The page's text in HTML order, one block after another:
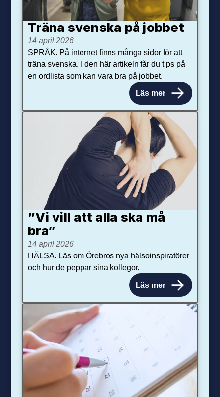
Träna svenska på jobbet
14 april 2026
SPRÅK. På internet finns många sidor för att
träna svenska. I den här artikeln får du tips på
en ordlista som kan vara bra på jobbet.
Läs mer
”Vi vill att alla ska må
bra”
14 april 2026
HÄLSA. Läs om Örebros nya hälsoinspiratörer
och hur de peppar sina kollegor.
Läs mer